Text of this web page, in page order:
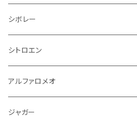
シボレー
フォード
アルファロメオ
ミニ
ランドローバー
フィアット
クライスラー
アストンマーティン
フィアット
ヒュンダイ
ジャガー
ジープ
ステアリング
パワーステアリング系
エンジン
エンジンVベルト
オイルフィルター
ラジエーター
クーラント
ミッション
ドライブシャフト
SYM
収納用品
インテリア系
灰皿・ゴミ箱
オイルクーラー
吸気系
ラジエーター
ミラー
フェンダー
ギアシフト系
バンパー
外装系
バイク ブレーキクラッチレバー
バイク 収納
サスペンション
トランクマット
足回り
サスペンション
運転席周り
アームレスト
ハンドル系
その他
リアバンパー
トランクマット
イグニッションコイル
ブレーキ系
アンチロックブレーキ
運転席周り
アームレスト
冷却系
クーラント
フェンダー
リアバンパー
その他
フロアマット
プラグ系
イグニッションコイル
ブレーキ系
アンチロックブレーキ
冷却系
シボレー
フロアマット
その他
運転席周り
シトロエン
フロアマット
その他
アルファロメオ
フロアマット
ジャガー